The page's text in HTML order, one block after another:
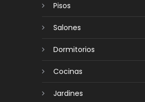
Pisos
Salones
Dormitorios
Cocinas
Jardines